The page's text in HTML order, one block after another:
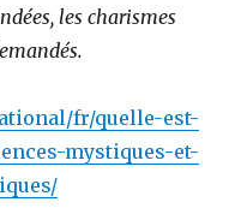
les charismes
fr/quelle-est-
mystiques-et-